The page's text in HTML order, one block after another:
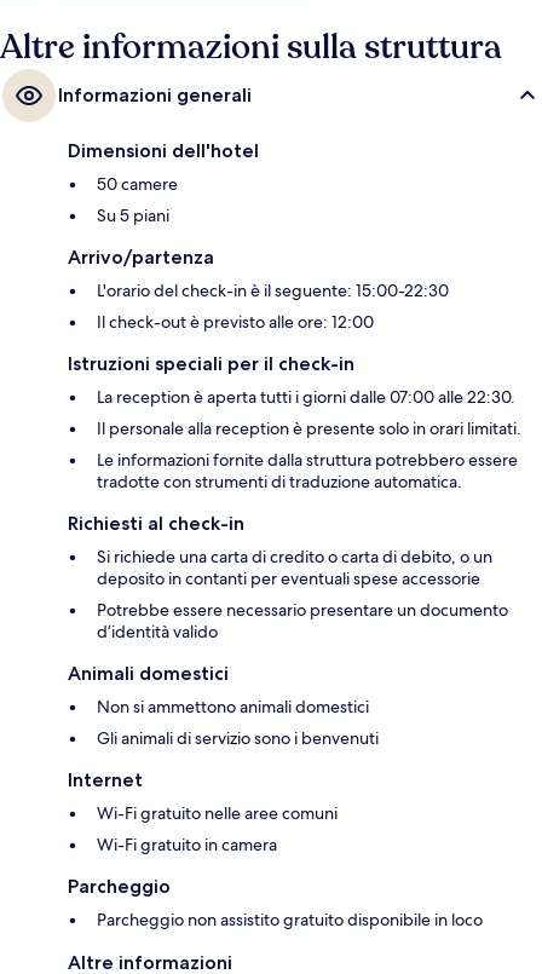
Altre informazioni sulla struttura
Informazioni generali
Dimensioni dell'hotel
50 camere
Su 5 piani
Arrivo/partenza
L'orario del check-in è il seguente: 15:00-22:30
Il check-out è previsto alle ore: 12:00
Istruzioni speciali per il check-in
La reception è aperta tutti i giorni dalle 07:00 alle 22:30.
Il personale alla reception è presente solo in orari limitati.
Le informazioni fornite dalla struttura potrebbero essere
tradotte con strumenti di traduzione automatica.
Richiesti al check-in
Si richiede una carta di credito o carta di debito, o un
deposito in contanti per eventuali spese accessorie
Potrebbe essere necessario presentare un documento
d’identità valido
Animali domestici
Non si ammettono animali domestici
Gli animali di servizio sono i benvenuti
Internet
Wi-Fi gratuito nelle aree comuni
Wi-Fi gratuito in camera
Parcheggio
Parcheggio non assistito gratuito disponibile in loco
Altre informazioni